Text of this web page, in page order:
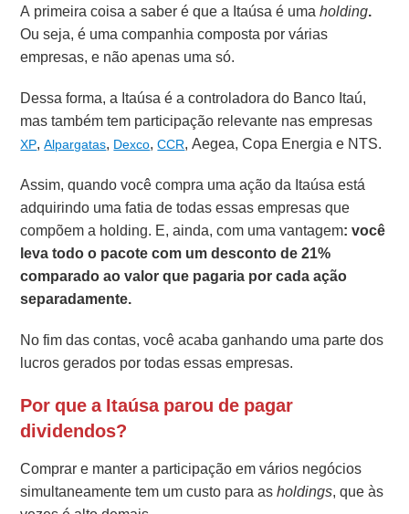
A primeira coisa a saber é que a Itaúsa é umaholding.
Ou seja, é uma companhia composta por várias
empresas, e não apenas uma só.
Dessa forma, a Itaúsa é a controladora do Banco Itaú,
mas também tem participação relevante nas empresas
XP,Alpargatas, Dexco,CCR, Aegea, Copa Energia e NTS.
Assim, quando você compra uma ação da Itaúsa está
adquirindo uma fatia de todas essas empresas que
compõem a holding. E, ainda, com uma vantagem: você
leva todo o pacote com um desconto de 21%
comparado ao valor que pagaria por cada ação
separadamente.
No fim das contas, você acaba ganhando uma parte dos
lucros gerados por todas essas empresas.
Por que a Itaúsa parou de pagar
dividendos?
Comprar e manter a participação em vários negócios
simultaneamente tem um custo para asholdings, que às